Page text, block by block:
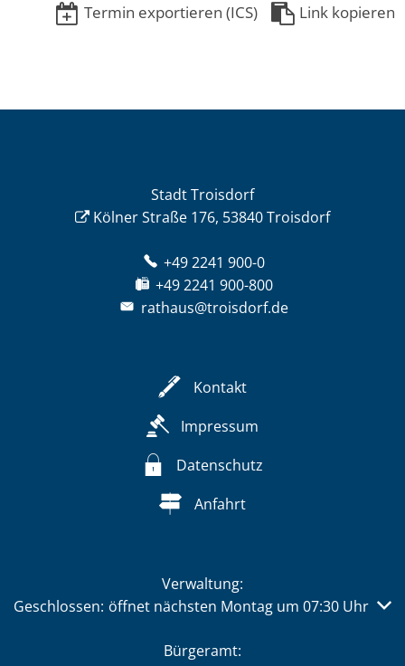
Termin exportieren (ICS)
Link kopieren
Stadt Troisdorf
Kölner Straße 176, 53840 Troisdorf
+49 2241 900-0
+49 2241 900-800
rathaus@troisdorf.de
Kontakt
Impressum
Datenschutz
Anfahrt
Verwaltung:
Klicken, um weitere Öffnungs- oder Schließzeiten
Geschlossen: öffnet nächsten Montag um 07:30 Uhr
Bürgeramt: